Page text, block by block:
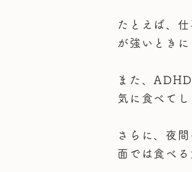
たとえば、
が強いとき
また、
気に食べて
さらに、夜
面では食べ